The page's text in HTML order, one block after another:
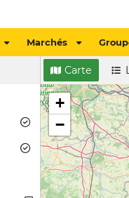
Marchés
Carte
+
−